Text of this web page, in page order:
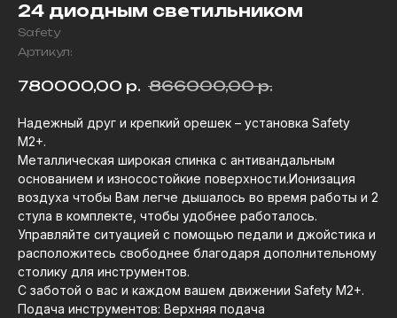
24 диодным светильником
Safety
Артикул:
780000,00 р. 866000,00 р.
Надежный друг и крепкий орешек – установка Safety
M2+.
Металлическая широкая спинка с антивандальным
основанием и износостойкие поверхности.Ионизация
воздуха чтобы Вам легче дышалось во время работы и 2
стула в комплекте, чтобы удобнее работалось.
Управляйте ситуацией с помощью педали и джойстика и
расположитесь свободнее благодаря дополнительному
столику для инструментов.
С заботой о вас и каждом вашем движении Safety M2+.
Подача инструментов: Верхняя подача